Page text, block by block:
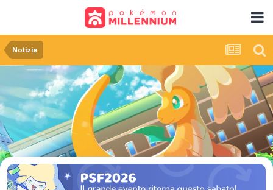
Notizie